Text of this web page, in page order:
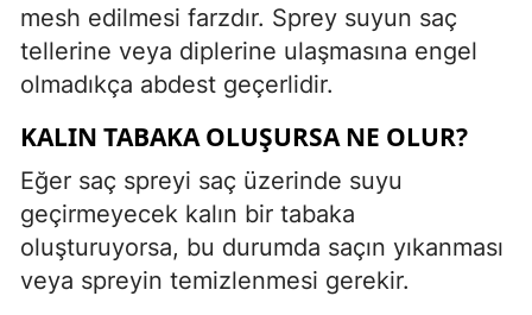
mesh edilmesi farzdır. Sprey suyun saç
tellerine veya diplerine ulaşmasına engel
olmadıkça abdest geçerlidir.
KALIN TABAKA OLUŞURSA NE OLUR?
Eğer saç spreyi saç üzerinde suyu
geçirmeyecek kalın bir tabaka
oluşturuyorsa, bu durumda saçın yıkanması
veya spreyin temizlenmesi gerekir.